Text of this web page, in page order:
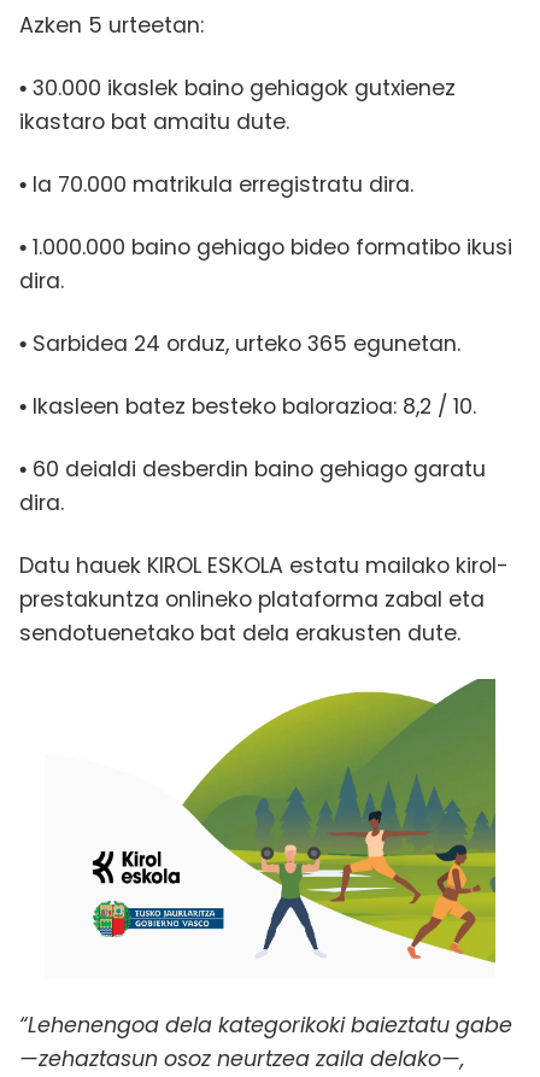
Azken 5 urteetan:
• 30.000 ikaslek baino gehiagok gutxienez
ikastaro bat amaitu dute.
• Ia 70.000 matrikula erregistratu dira.
• 1.000.000 baino gehiago bideo formatibo ikusi
dira.
• Sarbidea 24 orduz, urteko 365 egunetan.
• Ikasleen batez besteko balorazioa: 8,2 / 10.
• 60 deialdi desberdin baino gehiago garatu
dira.
Datu hauek KIROL ESKOLA estatu mailako kirol-
prestakuntza onlineko plataforma zabal eta
sendotuenetako bat dela erakusten dute.
“Lehenengoa dela kategorikoki baieztatu gabe
—zehaztasun osoz neurtzea zaila delako—,